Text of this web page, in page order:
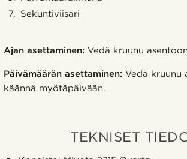
Sekuntiviisari
Ajan asettaminen: Vedä kruunu
Päivämäärän asettaminen: Vedä kruunu
käännä myötäpäivään.
TEKNISET